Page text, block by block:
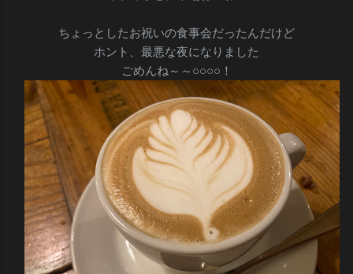
ちょっとしたお祝いの食事会だったんだけど
ホント、最悪な夜になりました
ごめんね～～○○○○！